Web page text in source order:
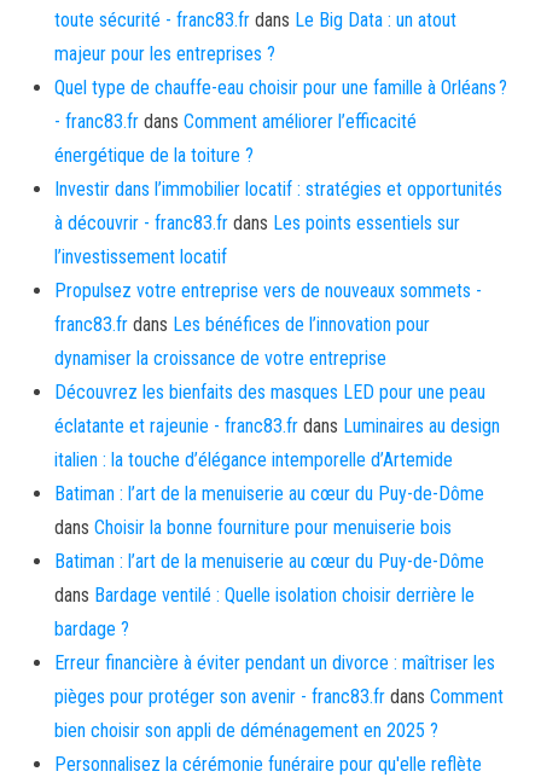
toute sécurité - franc83.fr dans Le Big Data : un atout
majeur pour les entreprises ?
Quel type de chauffe-eau choisir pour une famille à Orléans ?
- franc83.fr dans Comment améliorer l’efficacité
énergétique de la toiture ?
Investir dans l’immobilier locatif : stratégies et opportunités
à découvrir - franc83.fr dans Les points essentiels sur
l’investissement locatif
Propulsez votre entreprise vers de nouveaux sommets -
franc83.fr dans Les bénéfices de l’innovation pour
dynamiser la croissance de votre entreprise
Découvrez les bienfaits des masques LED pour une peau
éclatante et rajeunie - franc83.fr dans Luminaires au design
italien : la touche d’élégance intemporelle d’Artemide
Batiman : l’art de la menuiserie au cœur du Puy-de-Dôme
dans Choisir la bonne fourniture pour menuiserie bois
Batiman : l’art de la menuiserie au cœur du Puy-de-Dôme
dans Bardage ventilé : Quelle isolation choisir derrière le
bardage ?
Erreur financière à éviter pendant un divorce : maîtriser les
pièges pour protéger son avenir - franc83.fr dans Comment
bien choisir son appli de déménagement en 2025 ?
Personnalisez la cérémonie funéraire pour qu'elle reflète